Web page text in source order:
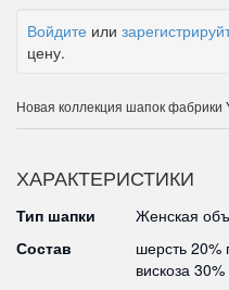
Войдите или
цену.
Новая коллекция шапок фабрики
ХАРАКТЕРИСТИКИ
Тип шапки
Женская
Состав
шерсть 20%
вискоза 30%